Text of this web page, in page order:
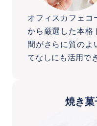
オフィスカフェコ
から厳選した本格
間がさらに質のよ
てなしにも活用で
焼き